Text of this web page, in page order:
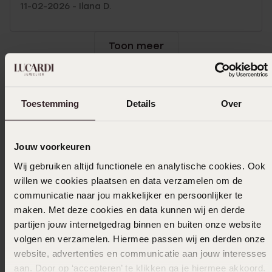
Toestemming Details Over
Jouw voorkeuren
Wij gebruiken altijd functionele en analytische cookies. Ook
willen we cookies plaatsen en data verzamelen om de
communicatie naar jou makkelijker en persoonlijker te
maken. Met deze cookies en data kunnen wij en derde
partijen jouw internetgedrag binnen en buiten onze website
volgen en verzamelen. Hiermee passen wij en derden onze
website, advertenties en communicatie aan jouw interesses
aan. Door op ‘accepteren’ te klikken ga je hiermee akkoord.
11-02-2026 - Ilana D.
Toon meer
Selecteer maat & bestel
Ook leuk voor jou